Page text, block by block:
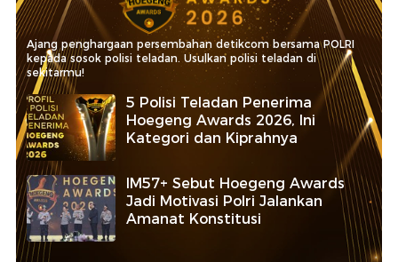
Ajang penghargaan persembahan detikcom bersama POLRI
kepada sosok polisi teladan. Usulkan polisi teladan di
sekitarmu!
5 Polisi Teladan Penerima
Hoegeng Awards 2026, Ini
Kategori dan Kiprahnya
IM57+ Sebut Hoegeng Awards
Jadi Motivasi Polri Jalankan
Amanat Konstitusi